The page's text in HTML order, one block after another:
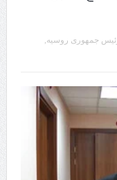
+نکات و فوت وفن‌ها
دستی از استاندار اردبیل
و ویژه اقتصادی:
ویژه اقتصادی نمین تسریع
جمهوری روسیه,